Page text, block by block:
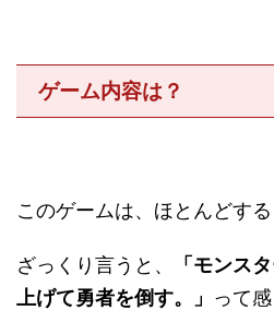
ゲーム内容は？
このゲームは、ほとんどする
ざっくり言うと、
「モンス
上げて勇者を倒す。」 って感